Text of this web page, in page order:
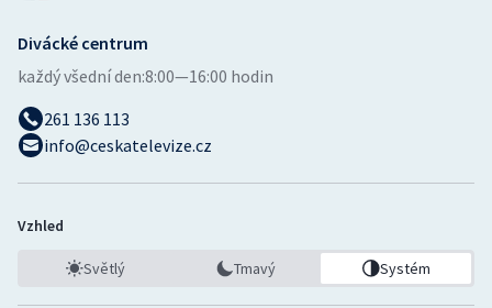
Divácké centrum
každý všední den:8:00—16:00 hodin
261 136 113
info@ceskatelevize.cz
Vzhled
Světlý Tmavý Systém